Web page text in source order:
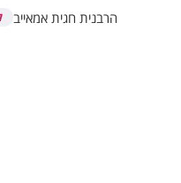
הרבנית חגית אמאייב